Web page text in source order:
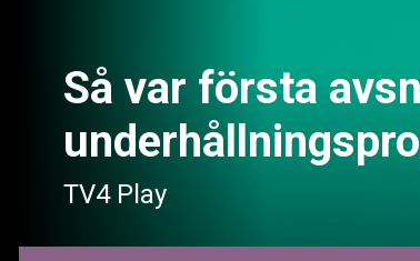
Så var första
TV4 Play